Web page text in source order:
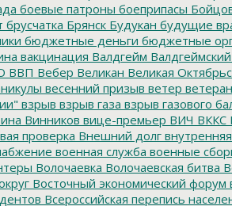
боевые патроны боеприпасы
брусчатка Брянск Будукан будущие
бюджетные деньги бюджетные
вакцинация Валдгейм
ВВП Вебер Великан Великая
весенний призыв ветер ветеран
взрыв взрыв газа взрыв газового
Винников вице-премьер ВИЧ ВККС
проверка Внешний долг
военная служба военные
Волочаевка Волочаевская битва
Восточный экономический форум
Всероссийская перепись